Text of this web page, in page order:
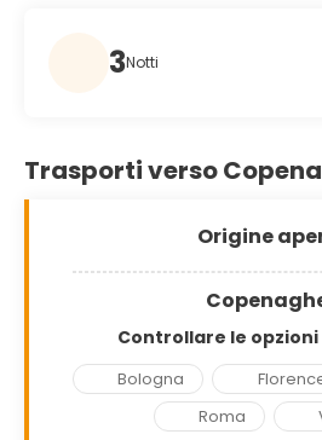
3Notti
Trasporti verso
Origine
Controllare le
Bologna
Roma